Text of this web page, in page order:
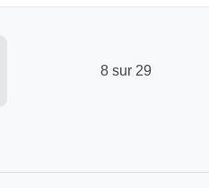
8 sur 29